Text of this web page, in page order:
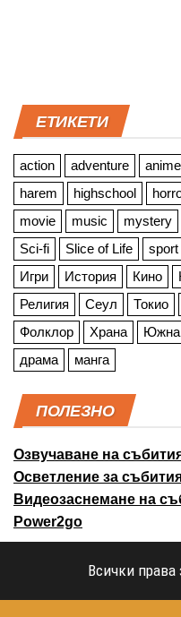
ЕТИКЕТИ
action adventure anime
harem
highschool
movie
music mystery
Sci-fi
Slice of Life sport
Игри
История Кино
Религия
Сеул Токио
Фолклор
Храна Южна
драма
манга
ПОЛЕЗНО
Озвучаване на
Осветление за
Видеозаснемане на
Power2go
Всички права